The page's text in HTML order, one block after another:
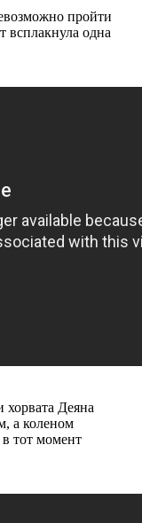
пройти
всплакнула одна
хорвата Деяна
а коленом
тот момент